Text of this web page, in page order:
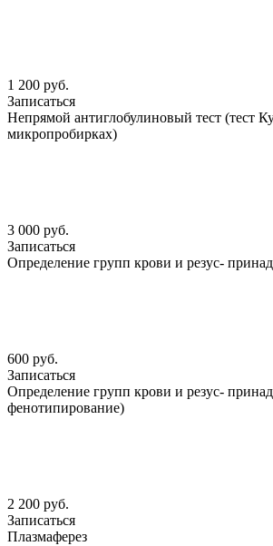
1 200 руб.
Записаться
Непрямой антиглобулиновый тест (тест
микропробирках)
3 000 руб.
Записаться
Определение групп крови и резус-
600 руб.
Записаться
Определение групп крови и резус-
фенотипирование)
2 200 руб.
Записаться
Плазмаферез